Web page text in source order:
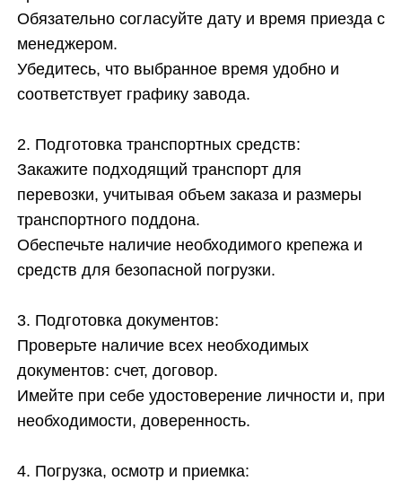
Обязательно согласуйте дату и время приезда с
менеджером.
Убедитесь, что выбранное время удобно и
соответствует графику завода.
2. Подготовка транспортных средств:
Закажите подходящий транспорт для
перевозки, учитывая объем заказа и размеры
транспортного поддона.
Обеспечьте наличие необходимого крепежа и
средств для безопасной погрузки.
3. Подготовка документов:
Проверьте наличие всех необходимых
документов: счет, договор.
Имейте при себе удостоверение личности и, при
необходимости, доверенность.
4. Погрузка, осмотр и приемка: